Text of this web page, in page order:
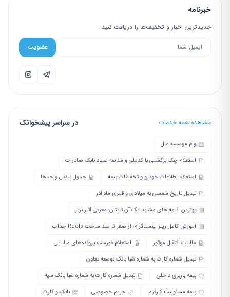
خبرنامه
جدیدترین اخبار و تخفیف‌ها را دریافت کنید.
عضویت
مشاهده همه خدمات در سراسر پیشخوانک
وام موسسه ملل
استعلام چک برگشتی با کدملی و شناسه صیاد بانک صادرات
استعلام اطلاعات خودرو و تخفیفات بیمه
جدول تبدیل واحدها
تبدیل تاریخ شمسی به میلادی و قمری ماه آذر
بهترین انیمه های مشابه اتک آن تایتان؛ معرفی آثار برتر
آموزش کامل ریلز اینستاگرام؛ از صفر تا صد ساخت Reels جذاب
مالیات انتقال موتور
استعلام فهرست پرونده‌های مالیاتی
تبدیل شماره کارت به شماره شبا بانک توسعه تعاون
بیمه باربری داخلی
تبدیل شماره کارت به شماره شبا بانک سپه
بیمه مسئولیت کارفرما
حریم خصوصی
بانک و کارت